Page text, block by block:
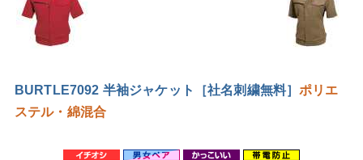
BURTLE7092 半袖ジャケット［社名刺繍無料］ポリエ
ステル・綿混合